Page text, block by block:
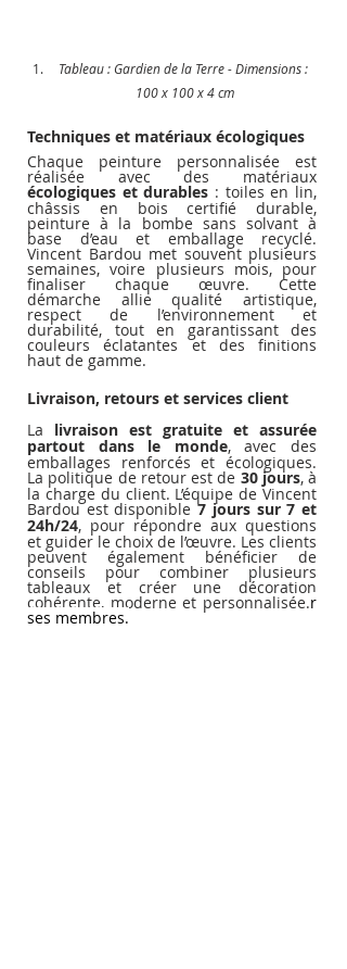
Tableau : Gardien de la Terre - Dimensions :
100 x 100 x 4 cm
Techniques et matériaux écologiques
Chaque peinture personnalisée est
écologiques et durables : toiles en lin,
châssis en bois certifié durable,
peinture à la bombe sans solvant à
base d’eau et emballage recyclé.
Vincent Bardou met souvent plusieurs
semaines, voire plusieurs mois, pour
finaliser chaque œuvre. Cette
démarche allie qualité artistique,
respect de l’environnement et
durabilité, tout en garantissant des
couleurs éclatantes et des finitions
haut de gamme.
Livraison, retours et services client
La livraison est gratuite et assurée
partout dans le monde, avec des
emballages renforcés et écologiques.
La politique de retour est de 30 jours, à
la charge du client. L’équipe de Vincent
Bardou est disponible 7 jours sur 7 et
24h/24, pour répondre aux questions
et guider le choix de l’œuvre. Les clients
peuvent également bénéficier de
conseils pour combiner plusieurs
tableaux et créer une décoration
cohérente, moderne et personnalisée.r
ses membres.